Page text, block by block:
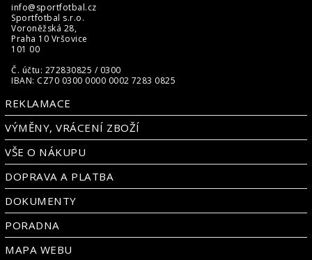
info@sportfotbal.cz
Sportfotbal s.r.o.
Voroněžská 28,
Praha 10 Vršovice
101 00
Č. účtu: 272830825 / 0300
IBAN: CZ70 0300 0000 0002 7283 0825
REKLAMACE
VÝMĚNY, VRÁCENÍ ZBOŽÍ
VŠE O NÁKUPU
DOPRAVA A PLATBA
DOKUMENTY
PORADNA
MAPA WEBU